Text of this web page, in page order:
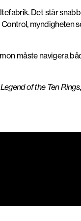
Det står
myndigheten
måste navigera
of the Ten Rings